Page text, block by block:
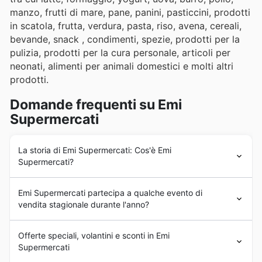
manzo, frutti di mare, pane, panini, pasticcini, prodotti
in scatola, frutta, verdura, pasta, riso, avena, cereali,
bevande, snack , condimenti, spezie, prodotti per la
pulizia, prodotti per la cura personale, articoli per
neonati, alimenti per animali domestici e molti altri
prodotti.
Domande frequenti su Emi
Supermercati
La storia di Emi Supermercati: Cos'è Emi
Supermercati?
Nasce nel 1948 come piccolo magazzino all'ingrosso di
prodotti alimentari. Nel corso degli anni l'azienda si è
espansa e ha aperto negozi in 25 province.
OggiEmi Supermercatigestisce più di 50 sedi. Puoi
trovare negozi a Spoleto, Valtopina, Terni, Ca Gallo,
Emi Supermercati partecipa a qualche evento di
vendita stagionale durante l'anno?
promozioni stagionali supermercati Italia
speciali durante tutto l'anno. Troverai sul nostro sito le
Offerte speciali, volantini e sconti in Emi
Supermercati